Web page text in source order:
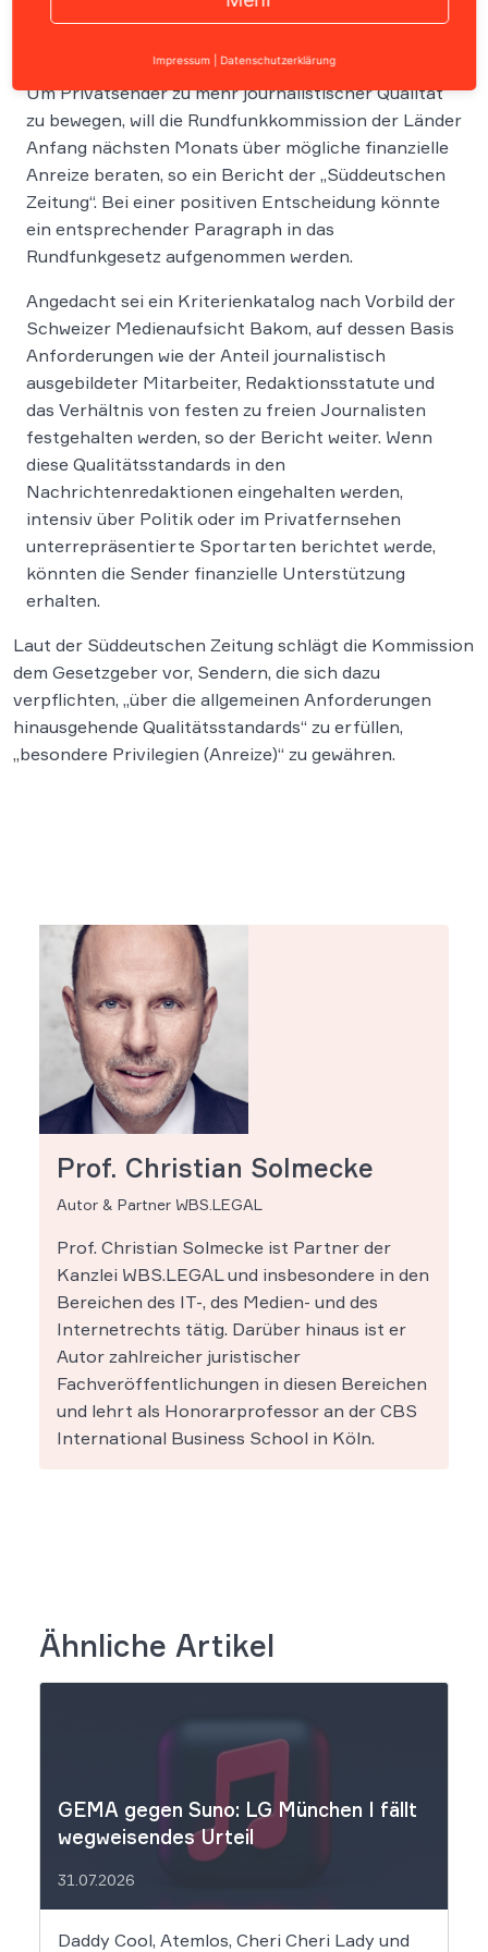
Um Privatsender zu mehr journalistischer Qualität
zu bewegen, will die Rundfunkkommission der Länder
Anfang nächsten Monats über mögliche finanzielle
Anreize beraten, so ein Bericht der „Süddeutschen
Zeitung“. Bei einer positiven Entscheidung könnte
ein entsprechender Paragraph in das
Rundfunkgesetz aufgenommen werden.
Angedacht sei ein Kriterienkatalog nach Vorbild der
Schweizer Medienaufsicht Bakom, auf dessen Basis
Anforderungen wie der Anteil journalistisch
ausgebildeter Mitarbeiter, Redaktionsstatute und
das Verhältnis von festen zu freien Journalisten
festgehalten werden, so der Bericht weiter. Wenn
diese Qualitätsstandards in den
Nachrichtenredaktionen eingehalten werden,
intensiv über Politik oder im Privatfernsehen
unterrepräsentierte Sportarten berichtet werde,
könnten die Sender finanzielle Unterstützung
erhalten.
Laut der Süddeutschen Zeitung schlägt die Kommission
dem Gesetzgeber vor, Sendern, die sich dazu
verpflichten, „über die allgemeinen Anforderungen
hinausgehende Qualitätsstandards“ zu erfüllen,
„besondere Privilegien (Anreize)“ zu gewähren.
Prof. Christian Solmecke
Autor & Partner WBS.LEGAL
Prof. Christian Solmecke ist Partner der
Kanzlei WBS.LEGAL und insbesondere in den
Bereichen des IT-, des Medien- und des
Internetrechts tätig. Darüber hinaus ist er
Autor zahlreicher juristischer
Fachveröffentlichungen in diesen Bereichen
und lehrt als Honorarprofessor an der CBS
International Business School in Köln.
Ähnliche Artikel
GEMA gegen Suno: LG München I fällt
wegweisendes Urteil
31.07.2026
Daddy Cool, Atemlos, Cheri Cheri Lady und
Impressum Datenschutzerklärung